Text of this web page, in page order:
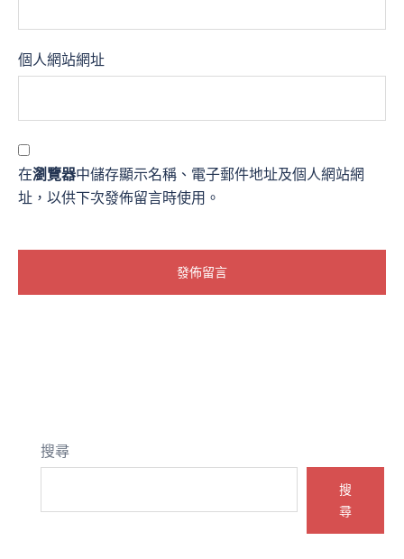
個人網站網址
在瀏覽器中儲存顯示名稱、電子郵件地址及個人網站網
址，以供下次發佈留言時使用。
搜尋
搜
尋